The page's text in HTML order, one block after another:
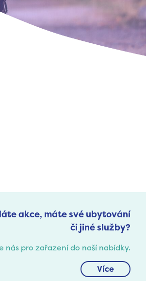
akce, máte své ubytování
či jiné služby?
nás pro zařazení do naší nabídky.
Více